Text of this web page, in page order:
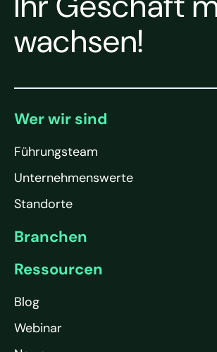
wachsen!
Wer wir sind
Führungsteam
Unternehmenswerte
Standorte
Branchen
Ressourcen
Blog
Webinar